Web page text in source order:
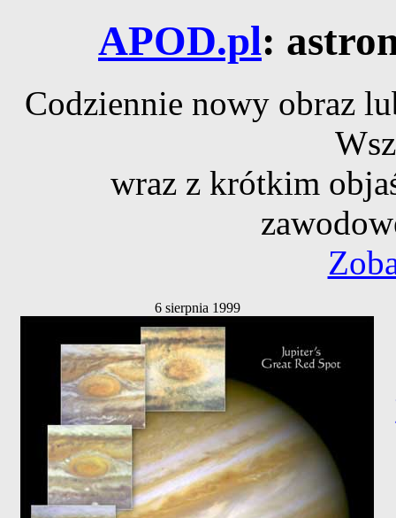
APOD.pl:
Codziennie nowy obraz
wraz z krótkim
6 sierpnia 1999